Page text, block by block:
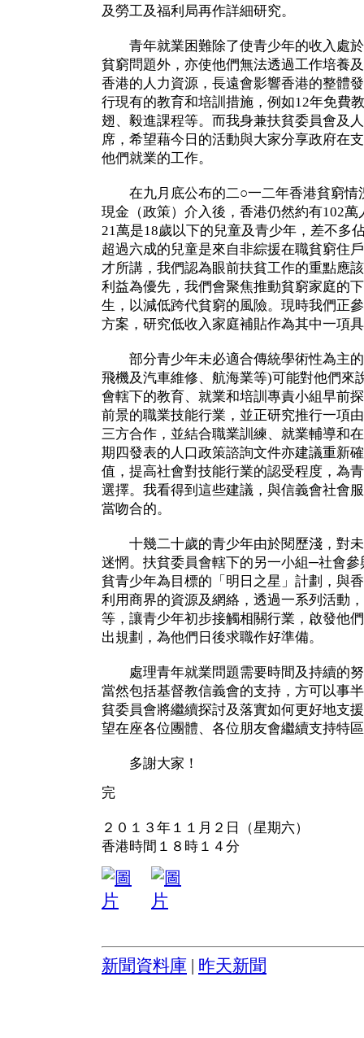
及勞工及福利局再作詳細研究。
青年就業困難除了使青少年的收入處於
貧窮問題外，亦使他們無法透過工作培養
香港的人力資源，長遠會影響香港的整體
行現有的教育和培訓措施，例如12年免費
翅、毅進課程等。而我身兼扶貧委員會及
席，希望藉今日的活動與大家分享政府在
他們就業的工作。
在九月底公布的二○一二年香港貧窮情
現金（政策）介入後，香港仍然約有102
21萬是18歲以下的兒童及青少年，差不多
超過六成的兒童是來自非綜援在職貧窮住
才所講，我們認為眼前扶貧工作的重點應
利益為優先，我們會聚焦推動貧窮家庭的
生，以減低跨代貧窮的風險。現時我們正
方案，研究低收入家庭補貼作為其中一項
部分青少年未必適合傳統學術性為主的
飛機及汽車維修、航海業等)可能對他們來
會轄下的教育、就業和培訓專責小組早前
前景的職業技能行業，並正研究推行一項
三方合作，並結合職業訓練、就業輔導和
期四發表的人口政策諮詢文件亦建議重新
值，提高社會對技能行業的認受程度，為
選擇。我看得到這些建議，與信義會社會
當吻合的。
十幾二十歲的青少年由於閱歷淺，對未
迷惘。扶貧委員會轄下的另一小組─社會
貧青少年為目標的「明日之星」計劃，與
利用商界的資源及網絡，透過一系列活動
等，讓青少年初步接觸相關行業，啟發他
出規劃，為他們日後求職作好準備。
處理青年就業問題需要時間及持續的努
當然包括基督教信義會的支持，方可以事
貧委員會將繼續探討及落實如何更好地支
望在座各位團體、各位朋友會繼續支持特
多謝大家！
完
２０１３年１１月２日（星期六）
香港時間１８時１４分
新聞資料庫 昨天新聞